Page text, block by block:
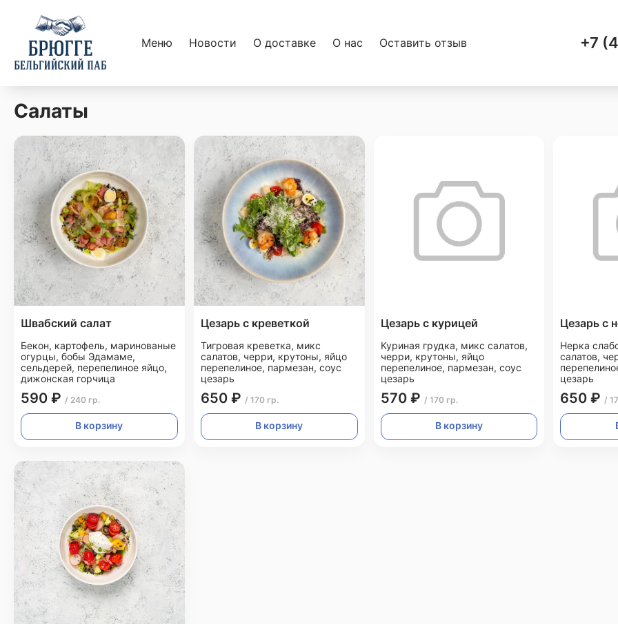
Меню Новости О доставке О нас Оставить отзыв +7
Салаты
Швабский салат
Бекон, картофель, маринованые
огурцы, бобы Эдамаме,
сельдерей, перепелиное яйцо,
дижонская горчица
590 ₽ / 240 гр.
В корзину
Цезарь с креветкой
Тигровая креветка, микс
салатов, черри, крутоны, яйцо
перепелиное, пармезан, соус
цезарь
650 ₽ / 170 гр.
В корзину
Цезарь с курицей
Куриная грудка, микс салатов,
черри, крутоны, яйцо
перепелиное, пармезан, соус
цезарь
570 ₽ / 170 гр.
В корзину
Цезарь с
Нерка
салатов,
цезарь
650 ₽ /